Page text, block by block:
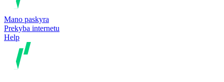
Mano paskyra
Prekyba internetu
Help